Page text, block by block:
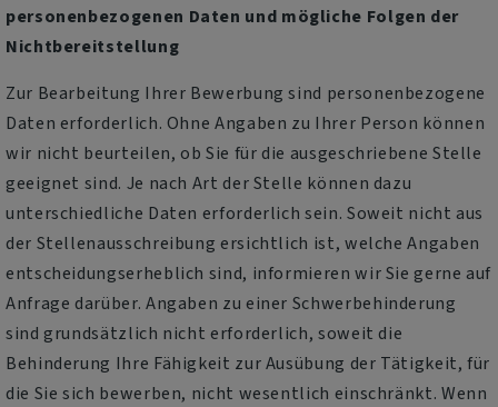
personenbezogenen Daten und mögliche Folgen der
Nichtbereitstellung
Zur Bearbeitung Ihrer Bewerbung sind personenbezogene
Daten erforderlich. Ohne Angaben zu Ihrer Person können
wir nicht beurteilen, ob Sie für die ausgeschriebene Stelle
geeignet sind. Je nach Art der Stelle können dazu
unterschiedliche Daten erforderlich sein. Soweit nicht aus
der Stellenausschreibung ersichtlich ist, welche Angaben
entscheidungserheblich sind, informieren wir Sie gerne auf
Anfrage darüber. Angaben zu einer Schwerbehinderung
sind grundsätzlich nicht erforderlich, soweit die
Behinderung Ihre Fähigkeit zur Ausübung der Tätigkeit, für
die Sie sich bewerben, nicht wesentlich einschränkt. Wenn